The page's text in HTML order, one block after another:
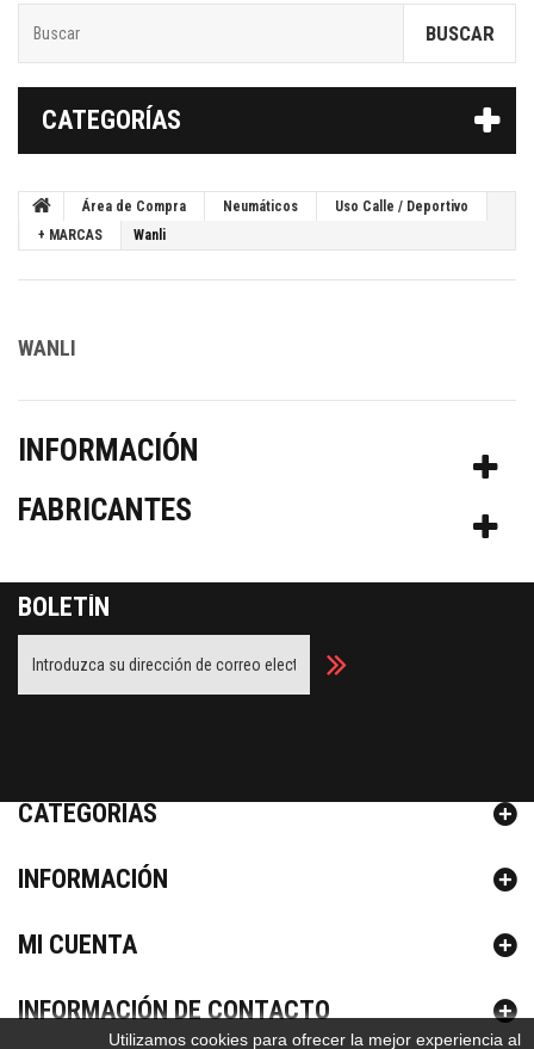
BUSCAR
CATEGORÍAS
Área de Compra Neumáticos
Uso Calle / Deportivo
+ MARCAS
Wanli
WANLI
INFORMACIÓN
FABRICANTES
BOLETÍN
CATEGORÍAS
INFORMACIÓN
MI CUENTA
INFORMACIÓN DE CONTACTO
Utilizamos cookies para ofrecer la mejor experiencia al